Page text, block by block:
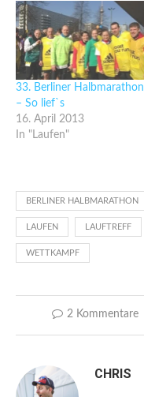
33. Berliner Halbmarathon
– So lief`s
16. April 2013
In "Laufen"
BERLINER HALBMARATHON
LAUFEN LAUFTREFF
WETTKAMPF
2 Kommentare
CHRIS